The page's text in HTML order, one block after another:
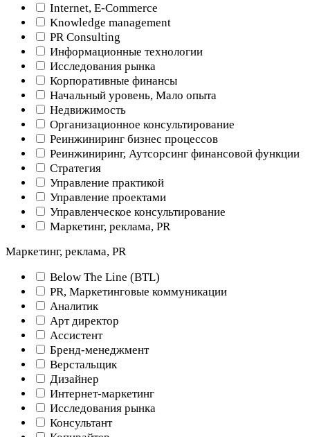
Internet, E-Commerce
Knowledge management
PR Consulting
Информационные технологии
Исследования рынка
Корпоративные финансы
Начальный уровень, Мало опыта
Недвижимость
Организационное консультирование
Реинжиниринг бизнес процессов
Реинжиниринг, Аутсорсинг финансовой функции
Стратегия
Управление практикой
Управление проектами
Управленческое консультирование
Маркетинг, реклама, PR
Маркетинг, реклама, PR
Below The Line (BTL)
PR, Маркетинговые коммуникации
Аналитик
Арт директор
Ассистент
Бренд-менеджмент
Верстальщик
Дизайнер
Интернет-маркетинг
Исследования рынка
Консультант